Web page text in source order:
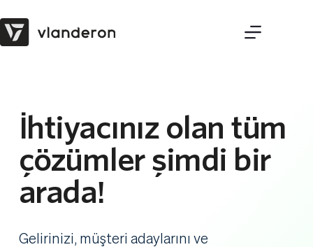
to
content
İhtiyacınız olan tüm
çözümler şimdi bir
arada!
Gelirinizi, müşteri adaylarını ve